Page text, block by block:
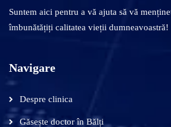
Suntem aici pentru a vă ajuta să vă
îmbunătățiți calitatea vieții dumneavoastră!
Navigare
Despre clinica
Găsește doctor în Bălți